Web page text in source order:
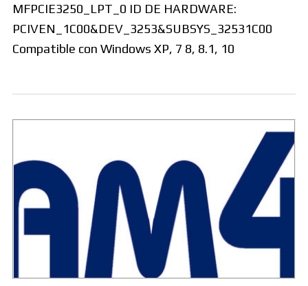
MFPCIE3250_LPT_0 ID DE HARDWARE:
PCIVEN_1C00&DEV_3253&SUBSYS_32531C00
Compatible con Windows XP, 7 8, 8.1, 10